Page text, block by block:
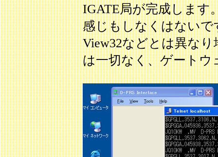
IGATE局が完成します
感じもしなくはない
View32などとは異な
は一切なく、ゲート